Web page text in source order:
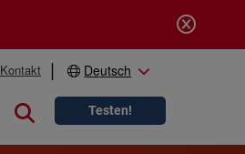
Kontakt Deutsch
Close search
Testen!